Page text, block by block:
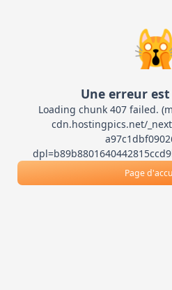
Une erreur
Loading chunk 407 failed.
cdn.hostingpics.net/
Page